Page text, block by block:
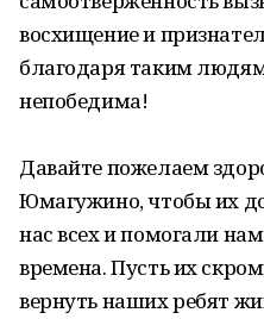
восхищение и
благодаря таким
непобедима!
Давайте пожелаем
Юмагужино, чтобы их
нас всех и помогали
времена. Пусть их
вернуть наших ребят